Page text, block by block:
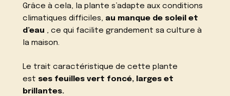
Grâce à cela, la plante s’adapte aux conditions
climatiques difficiles, au manque de soleil et
d’eau , ce qui facilite grandement sa culture à
la maison.
Le trait caractéristique de cette plante
est ses feuilles vert foncé, larges et
brillantes.